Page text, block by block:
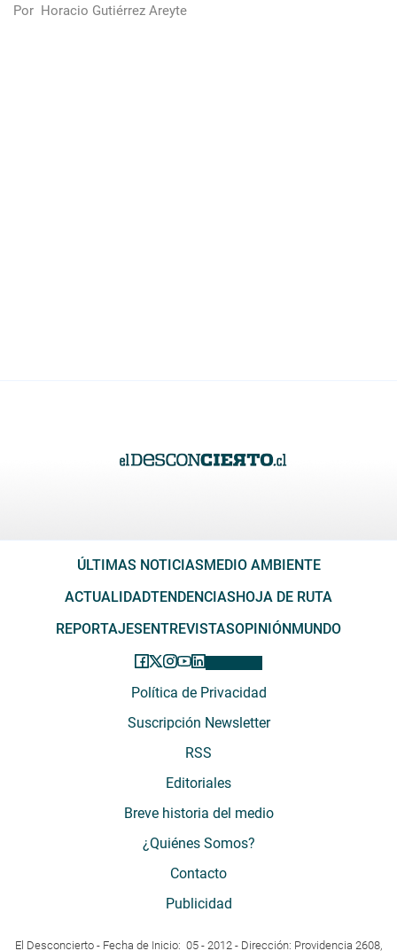
Por Horacio Gutiérrez Areyte
ÚLTIMAS NOTICIASMEDIO AMBIENTE
ACTUALIDADTENDENCIASHOJA DE RUTA
REPORTAJESENTREVISTASOPINIÓNMUNDO
Política de Privacidad
Suscripción Newsletter
RSS
Editoriales
Breve historia del medio
¿Quiénes Somos?
Contacto
Publicidad
El Desconcierto - Fecha de Inicio: 05 - 2012 - Dirección: Providencia 2608,